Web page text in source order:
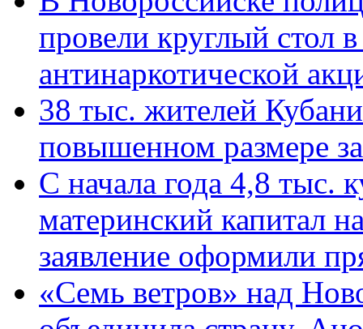
провели круглый стол
антинаркотической
38 тыс. жителей
повышенном размере
С начала года 4,8 тыс.
материнский капитал
заявление оформили
«Семь ветров» над